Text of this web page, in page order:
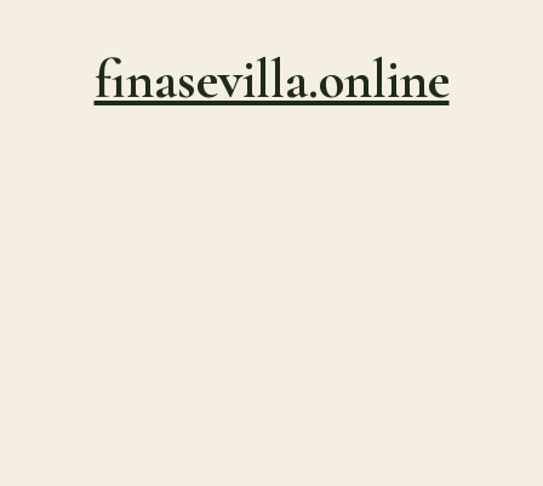
finasevilla.online